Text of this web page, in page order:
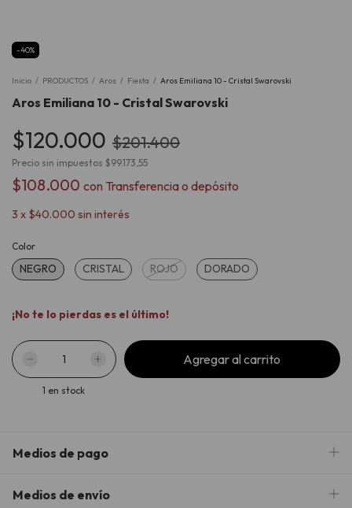
-40%
Inicio / PRODUCTOS / Aros / Fiesta / Aros Emiliana 10 - Cristal Swarovski
Aros Emiliana 10 - Cristal Swarovski
$120.000 $201.400
Precio sin impuestos $99.173,55
$108.000 con Transferencia o depósito
3 x $40.000 sin interés
Color
NEGRO CRISTAL ROJO DORADO
¡No te lo pierdas es el último!
1 en stock
Medios de pago
Medios de envío